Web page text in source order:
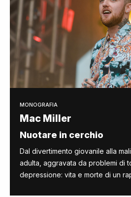
MONOGRAFIA
Mac Miller
Nuotare in cerchio
Dal divertimento giovanile alla
adulta, aggravata da problemi di
depressione: vita e morte di un